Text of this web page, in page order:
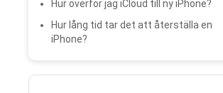
Hur överför jag iCloud till ny iPhone?
Hur lång tid tar det att återställa en
iPhone?